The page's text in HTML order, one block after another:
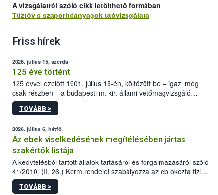
A vizsgálatról szóló cikk letölthető formában
Tűztövis szaporítóanyagok utóvizsgálata
Friss hírek
2026. július 15, szerda
125 éve történt
125 évvel ezelőtt 1901. július 15-én, költözött be – igaz, még
csak részben – a budapesti m. kir. állami vetőmagvizsgáló
állomás a Kis Rókus utca 15. szám alatti, Czigler Győző által
tervezett új épületébe.
TOVÁBB >
2026. július 6, hétfő
Az ebek viselkedésének megítélésében jártas
szakértők listája
A kedvtelésből tartott állatok tartásáról és forgalmazásáról szóló
41/2010. (II. 26.) Korm.rendelet szabályozza az eb okozta fizikai
sérülés, illetve ennek veszélye keletkezésekor felmerülő
hatósági feladatokat, valamint a veszélyes eb tartását és annak
TOVÁBB >